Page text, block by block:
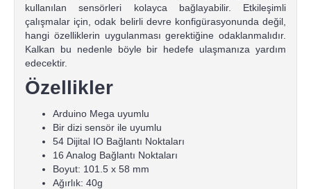
kullanılan sensörleri kolayca bağlayabilir. Etkileşimli
çalışmalar için, odak belirli devre konfigürasyonunda değil,
hangi özelliklerin uygulanması gerektiğine odaklanmalıdır.
Kalkan bu nedenle böyle bir hedefe ulaşmanıza yardım
edecektir.
Özellikler
Arduino Mega uyumlu
Bir dizi sensör ile uyumlu
54 Dijital IO Bağlantı Noktaları
16 Analog Bağlantı Noktaları
Boyut: 101.5 x 58 mm
Ağırlık: 40g